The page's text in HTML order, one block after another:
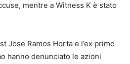
mentre a Witness K è stato
Jose Ramos Horta e l’ex primo
hanno denunciato le azioni